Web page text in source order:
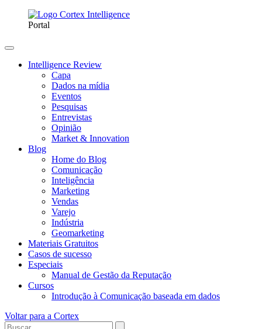
Portal
Intelligence Review
Capa
Dados na mídia
Eventos
Pesquisas
Entrevistas
Opinião
Market & Innovation
Blog
Home do Blog
Comunicação
Inteligência
Marketing
Vendas
Varejo
Indústria
Geomarketing
Materiais Gratuitos
Casos de sucesso
Especiais
Manual de Gestão da Reputação
Cursos
Introdução à Comunicação baseada em dados
Voltar para a Cortex